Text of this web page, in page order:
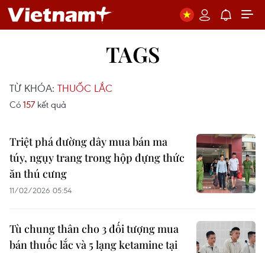
TAGS
TỪ KHÓA: THUỐC LẮC
Có 157 kết quả
Triệt phá đường dây mua bán ma
túy, ngụy trang trong hộp đựng thức
ăn thú cưng
11/02/2026 05:54
Tù chung thân cho 3 đối tượng mua
bán thuốc lắc và 5 lạng ketamine tại